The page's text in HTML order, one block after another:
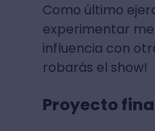
Como último
experimentar
influencia con
robarás el show!
Proyecto